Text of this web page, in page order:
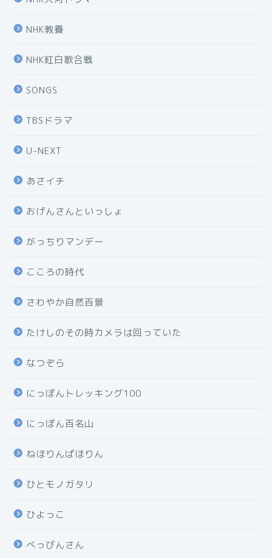
NHK教養
NHK紅白歌合戦
SONGS
TBSドラマ
U-NEXT
あさイチ
おげんさんといっしょ
がっちりマンデー
こころの時代
さわやか自然百景
たけしのその時カメラは回っていた
なつぞら
にっぽんトレッキング100
にっぽん百名山
ねほりんぱほりん
ひとモノガタリ
ひよっこ
べっぴんさん